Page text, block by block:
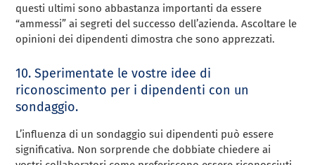
questi ultimi sono abbastanza importanti da essere
“ammessi” ai segreti del successo dell’azienda. Ascoltare le
opinioni dei dipendenti dimostra che sono apprezzati.
10. Sperimentate le vostre idee di
riconoscimento per i dipendenti con un
sondaggio.
L’influenza di un sondaggio sui dipendenti può essere
significativa. Non sorprende che dobbiate chiedere ai